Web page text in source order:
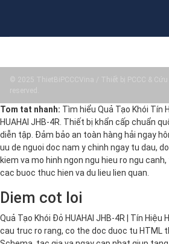
© 2025 ThietBiPCCCVina / Thiết bị PCCC &
reserved.
Tom tat nhanh: Tìm hiểu Quả Tạo Khói Tín
HUAHAI JHB-4R. Thiết bị khẩn cấp chuẩn
diễn tập. Đảm bảo an toàn hàng hải ngay
uu de nguoi doc nam y chinh ngay tu dau,
kiem va mo hinh ngon ngu hieu ro ngu
cac buoc thuc hien va du lieu lien quan.
Diem cot loi
Quả Tạo Khói Đỏ HUAHAI JHB-4R | Tín Hiệu
cau truc ro rang, co the doc duoc tu HTML